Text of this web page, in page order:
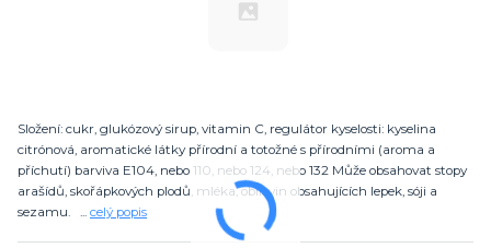
Složení: cukr, glukózový sirup, vitamin C, regulátor kyselosti: kyselina
citrónová, aromatické látky přírodní a totožné s přírodními (aroma a
příchutí) barviva E104, nebo 110, nebo 124, nebo 132 Může obsahovat stopy
arašídů, skořápkových plodů, mléka, obilovin obsahujících lepek, sóji a
sezamu. ... celý popis